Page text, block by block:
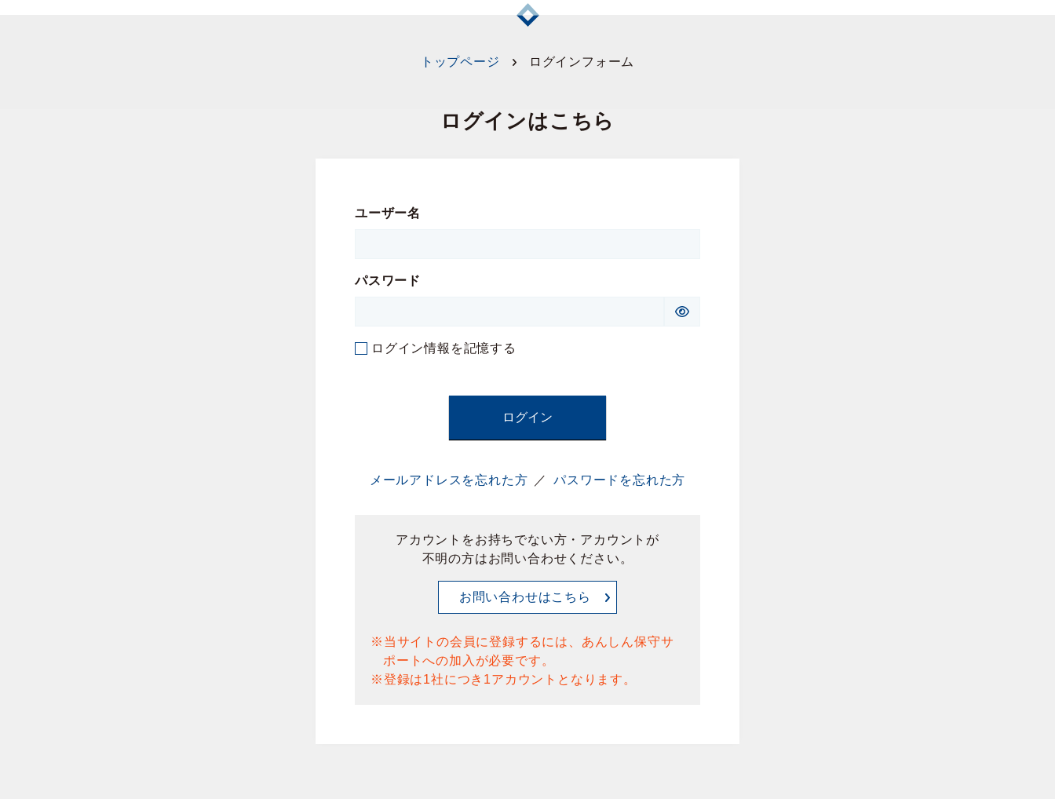
トップページ ログインフォーム
ログインはこちら
ユーザー名
パスワード
ログイン情報を記憶する
ログイン
メールアドレスを忘れた方 パスワードを忘れた方
アカウントをお持ちでない方・アカウントが
不明の方はお問い合わせください。
お問い合わせはこちら
※当サイトの会員に登録するには、あんしん保守サ
ポートへの加入が必要です。
※登録は1社につき1アカウントとなります。